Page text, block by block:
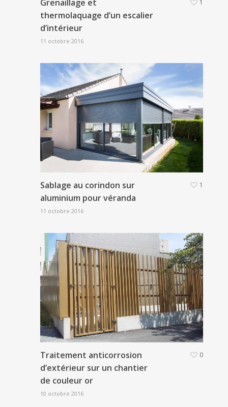
Grenaillage et
thermolaquage d’un escalier
d’intérieur
11 octobre 2016
1
Sablage au corindon sur
aluminium pour véranda
11 octobre 2016
1
Traitement anticorrosion
d’extérieur sur un chantier
de couleur or
10 octobre 2016
0